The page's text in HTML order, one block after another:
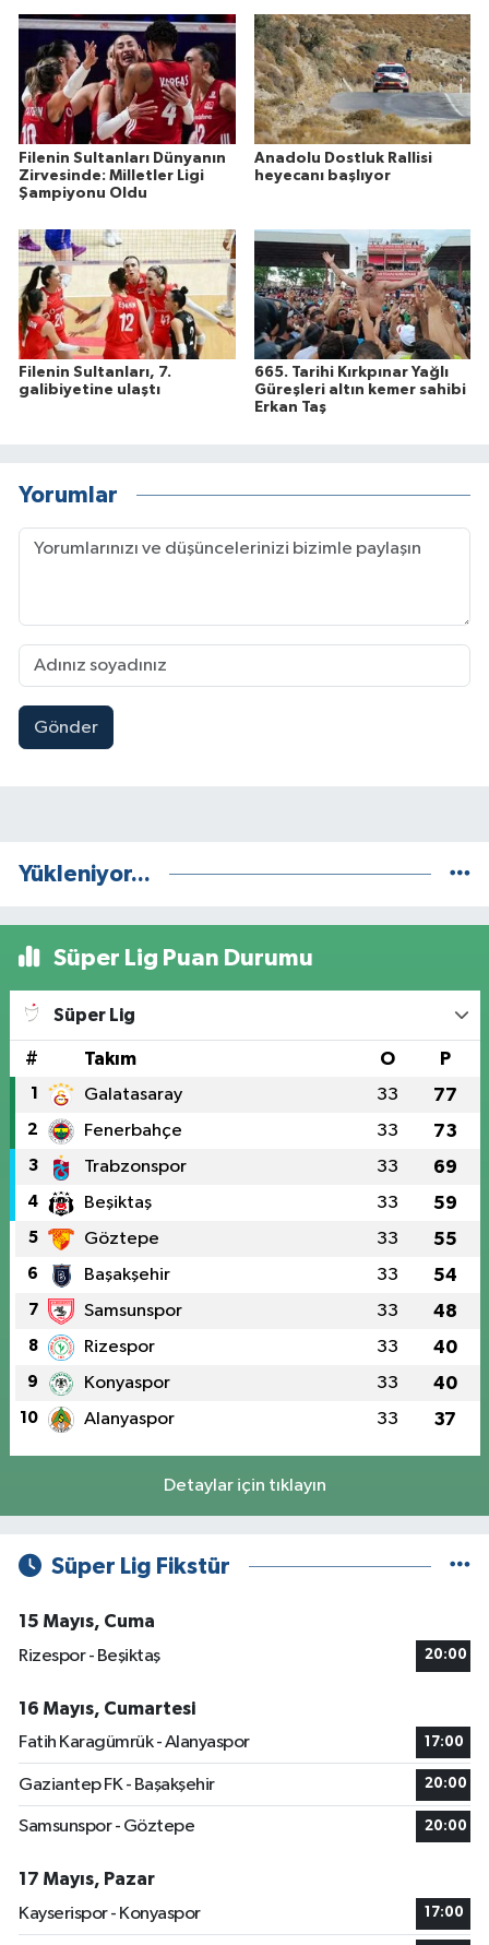
Filenin Sultanları Dünyanın
Zirvesinde: Milletler Ligi
Şampiyonu Oldu
Anadolu Dostluk Rallisi
heyecanı başlıyor
Filenin Sultanları, 7.
galibiyetine ulaştı
665. Tarihi Kırkpınar Yağlı
Güreşleri altın kemer sahibi
Erkan Taş
Yorumlar
Gönder
Yükleniyor...
Süper Lig Puan Durumu
Süper Lig
# Takım O P
1 Galatasaray 33 77
2 Fenerbahçe 33 73
3 Trabzonspor 33 69
4 Beşiktaş 33 59
5 Göztepe 33 55
6 Başakşehir 33 54
7 Samsunspor 33 48
8 Rizespor 33 40
9 Konyaspor 33 40
10 Alanyaspor 33 37
Detaylar için tıklayın
Süper Lig Fikstür
15 Mayıs, Cuma
Rizespor - Beşiktaş
20:00
16 Mayıs, Cumartesi
Fatih Karagümrük - Alanyaspor
17:00
Gaziantep FK - Başakşehir 20:00
Samsunspor - Göztepe 20:00
17 Mayıs, Pazar
Kayserispor - Konyaspor
17:00